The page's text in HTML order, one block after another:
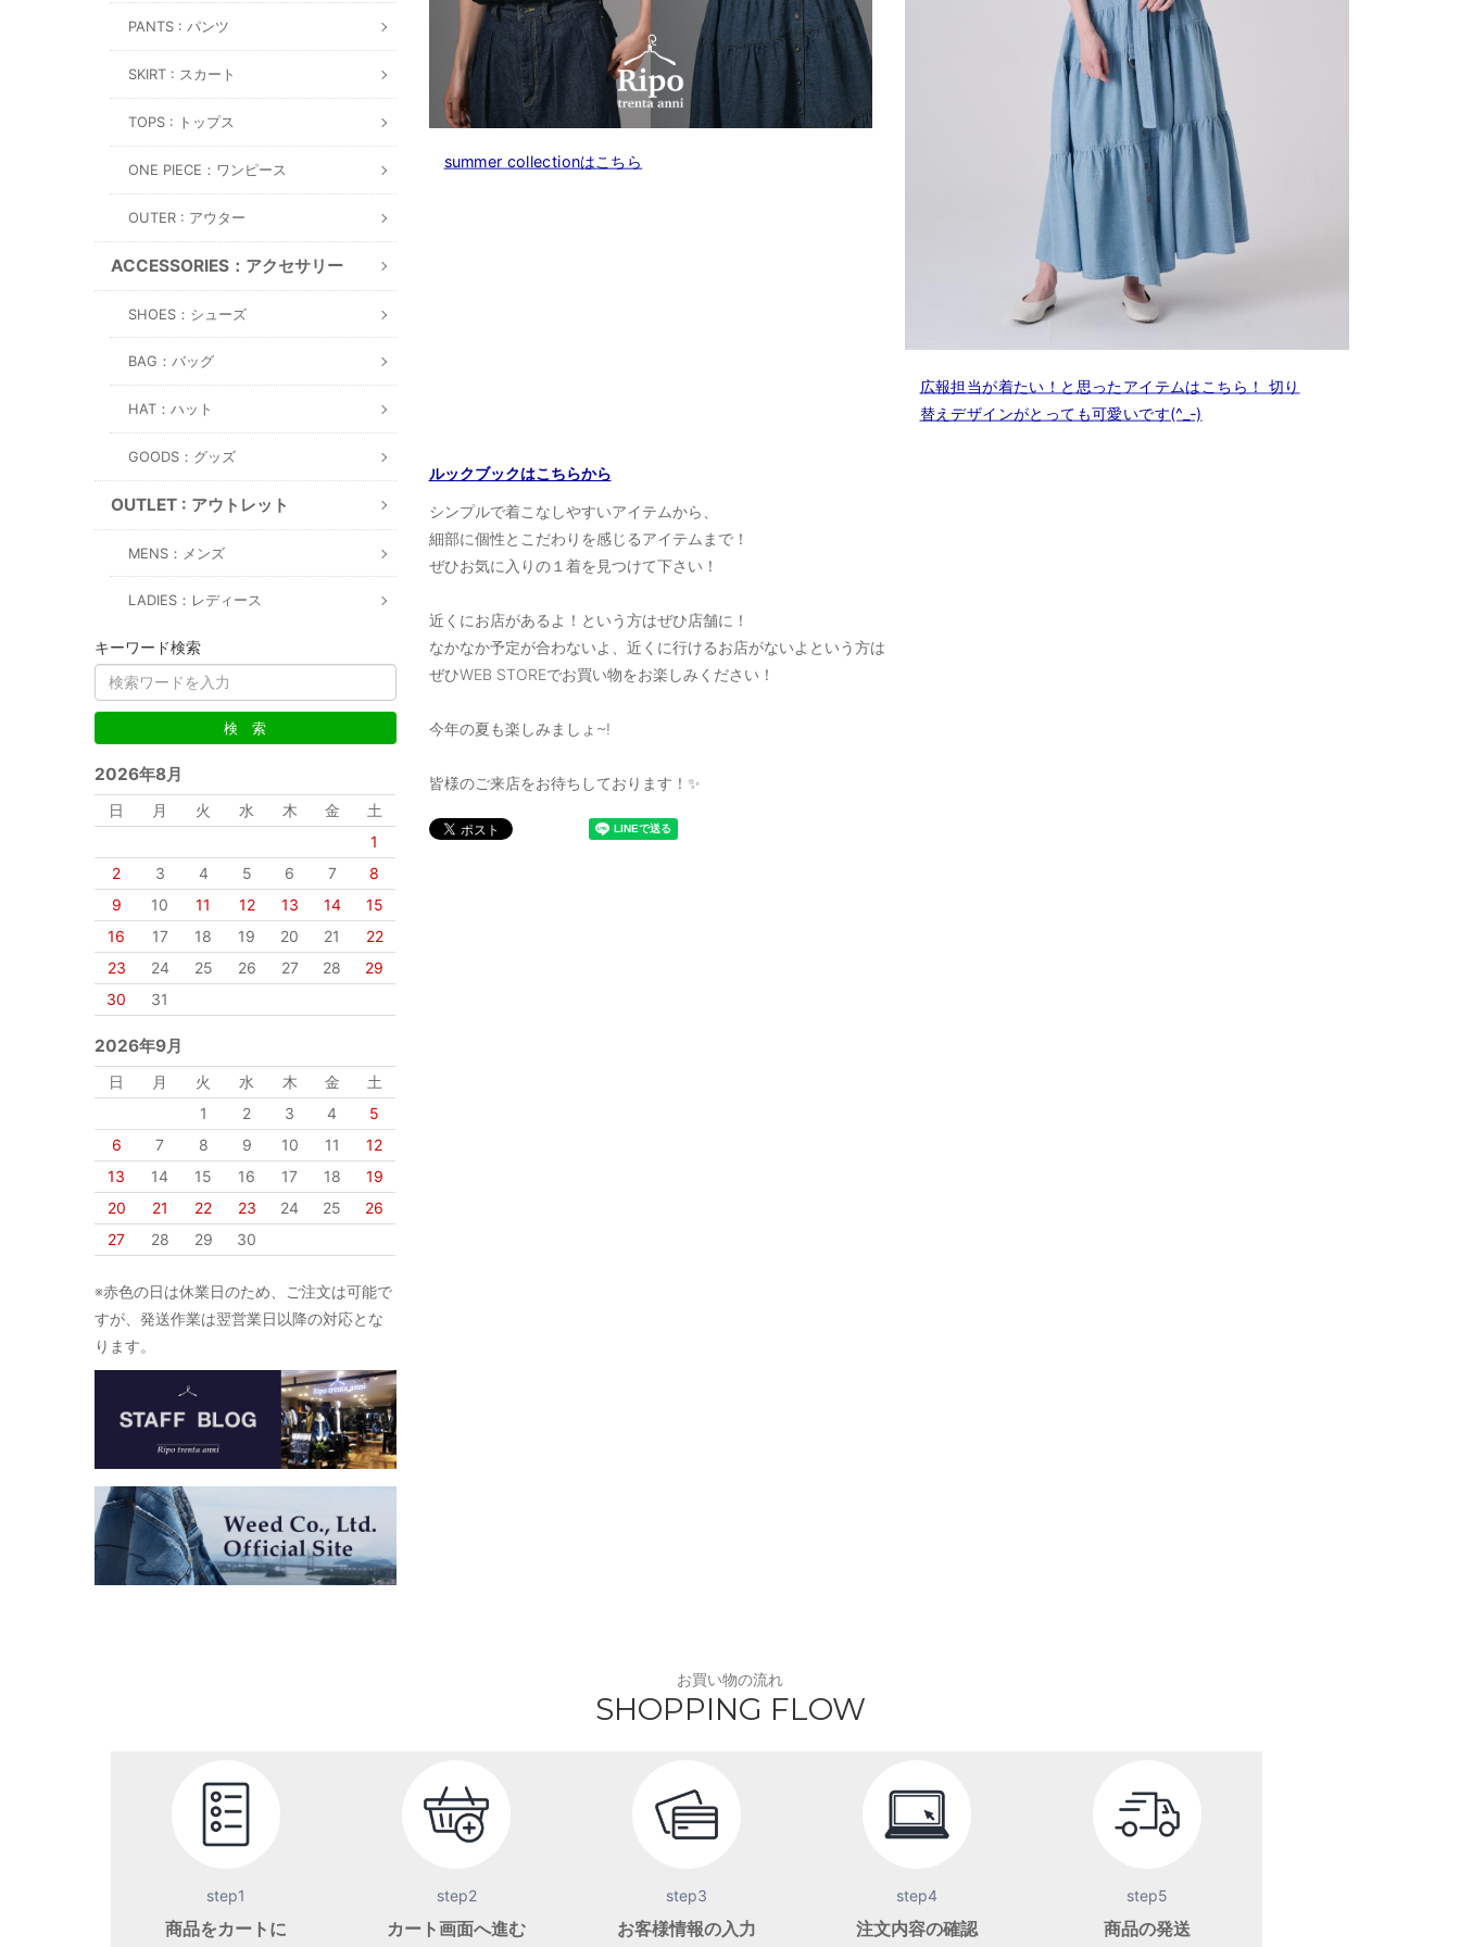
PANTS : パンツ
SKIRT : スカート
TOPS : トップス
ONE PIECE：ワンピース
OUTER : アウター
ACCESSORIES：アクセサリー
SHOES：シューズ
BAG：バッグ
HAT：ハット
GOODS：グッズ
OUTLET : アウトレット
MENS：メンズ
LADIES：レディース
キーワード検索
2026年8月
日 月 火 水 木 金
土
1
2
3 4 5 6 7
8
9
10 11 12 13 14
15
16
17 18 19 20 21
22
23
24 25 26 27 28
29
30
31
2026年9月
日 月 火 水 木 金
土
1
2 3 4
5
6
7 8 9 10 11
12
13
14 15 16 17 18
19
20
21 22 23 24 25
26
27
28 29 30
※赤色の日は休業日のため、ご注文は可能で
すが、発送作業は翌営業日以降の対応とな
ります。
summer collectionはこちら
広報担当が着たい！と思ったアイテムはこちら！ 切り
替えデザインがとっても可愛いです(^_-)
ルックブックはこちらから
シンプルで着こなしやすいアイテムから、
細部に個性とこだわりを感じるアイテムまで！
ぜひお気に入りの１着を見つけて下さい！
近くにお店があるよ！という方はぜひ店舗に！
なかなか予定が合わないよ、近くに行けるお店がないよという方は
ぜひWEB STOREでお買い物をお楽しみください！
今年の夏も楽しみましょ~!
皆様のご来店をお待ちしております！✨
お買い物の流れ
SHOPPING FLOW
step1
商品をカートに
step2
カート画面へ進む
step3
お客様情報の入力
step4
注文内容の確認
step5
商品の発送